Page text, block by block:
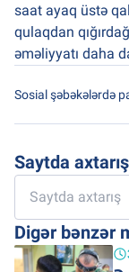
saat ayaq üstə
qulaqdan
əməliyyatı daha
Sosial şəbəkələrdə
Saytda axtarış
Digər bənzər